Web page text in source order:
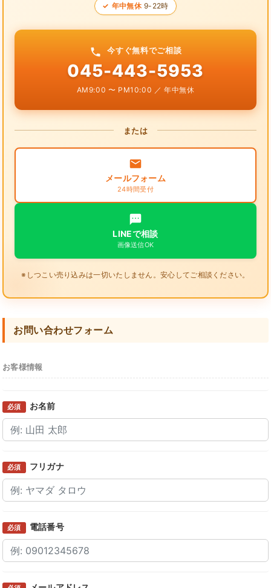
年中無休 9-22時
今すぐ無料でご相談
045-443-5953
AM9:00 〜 PM10:00 ／ 年中無休
または
メールフォーム
24時間受付
LINEで相談
画像送信OK
※しつこい売り込みは一切いたしません。安心してご相談ください。
お問い合わせフォーム
お客様情報
必須 お名前
必須 フリガナ
必須 電話番号